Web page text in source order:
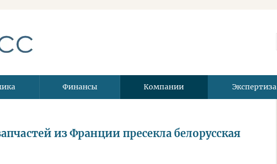
Финансы Компании Экспертиза
из Франции пресекла белорусская